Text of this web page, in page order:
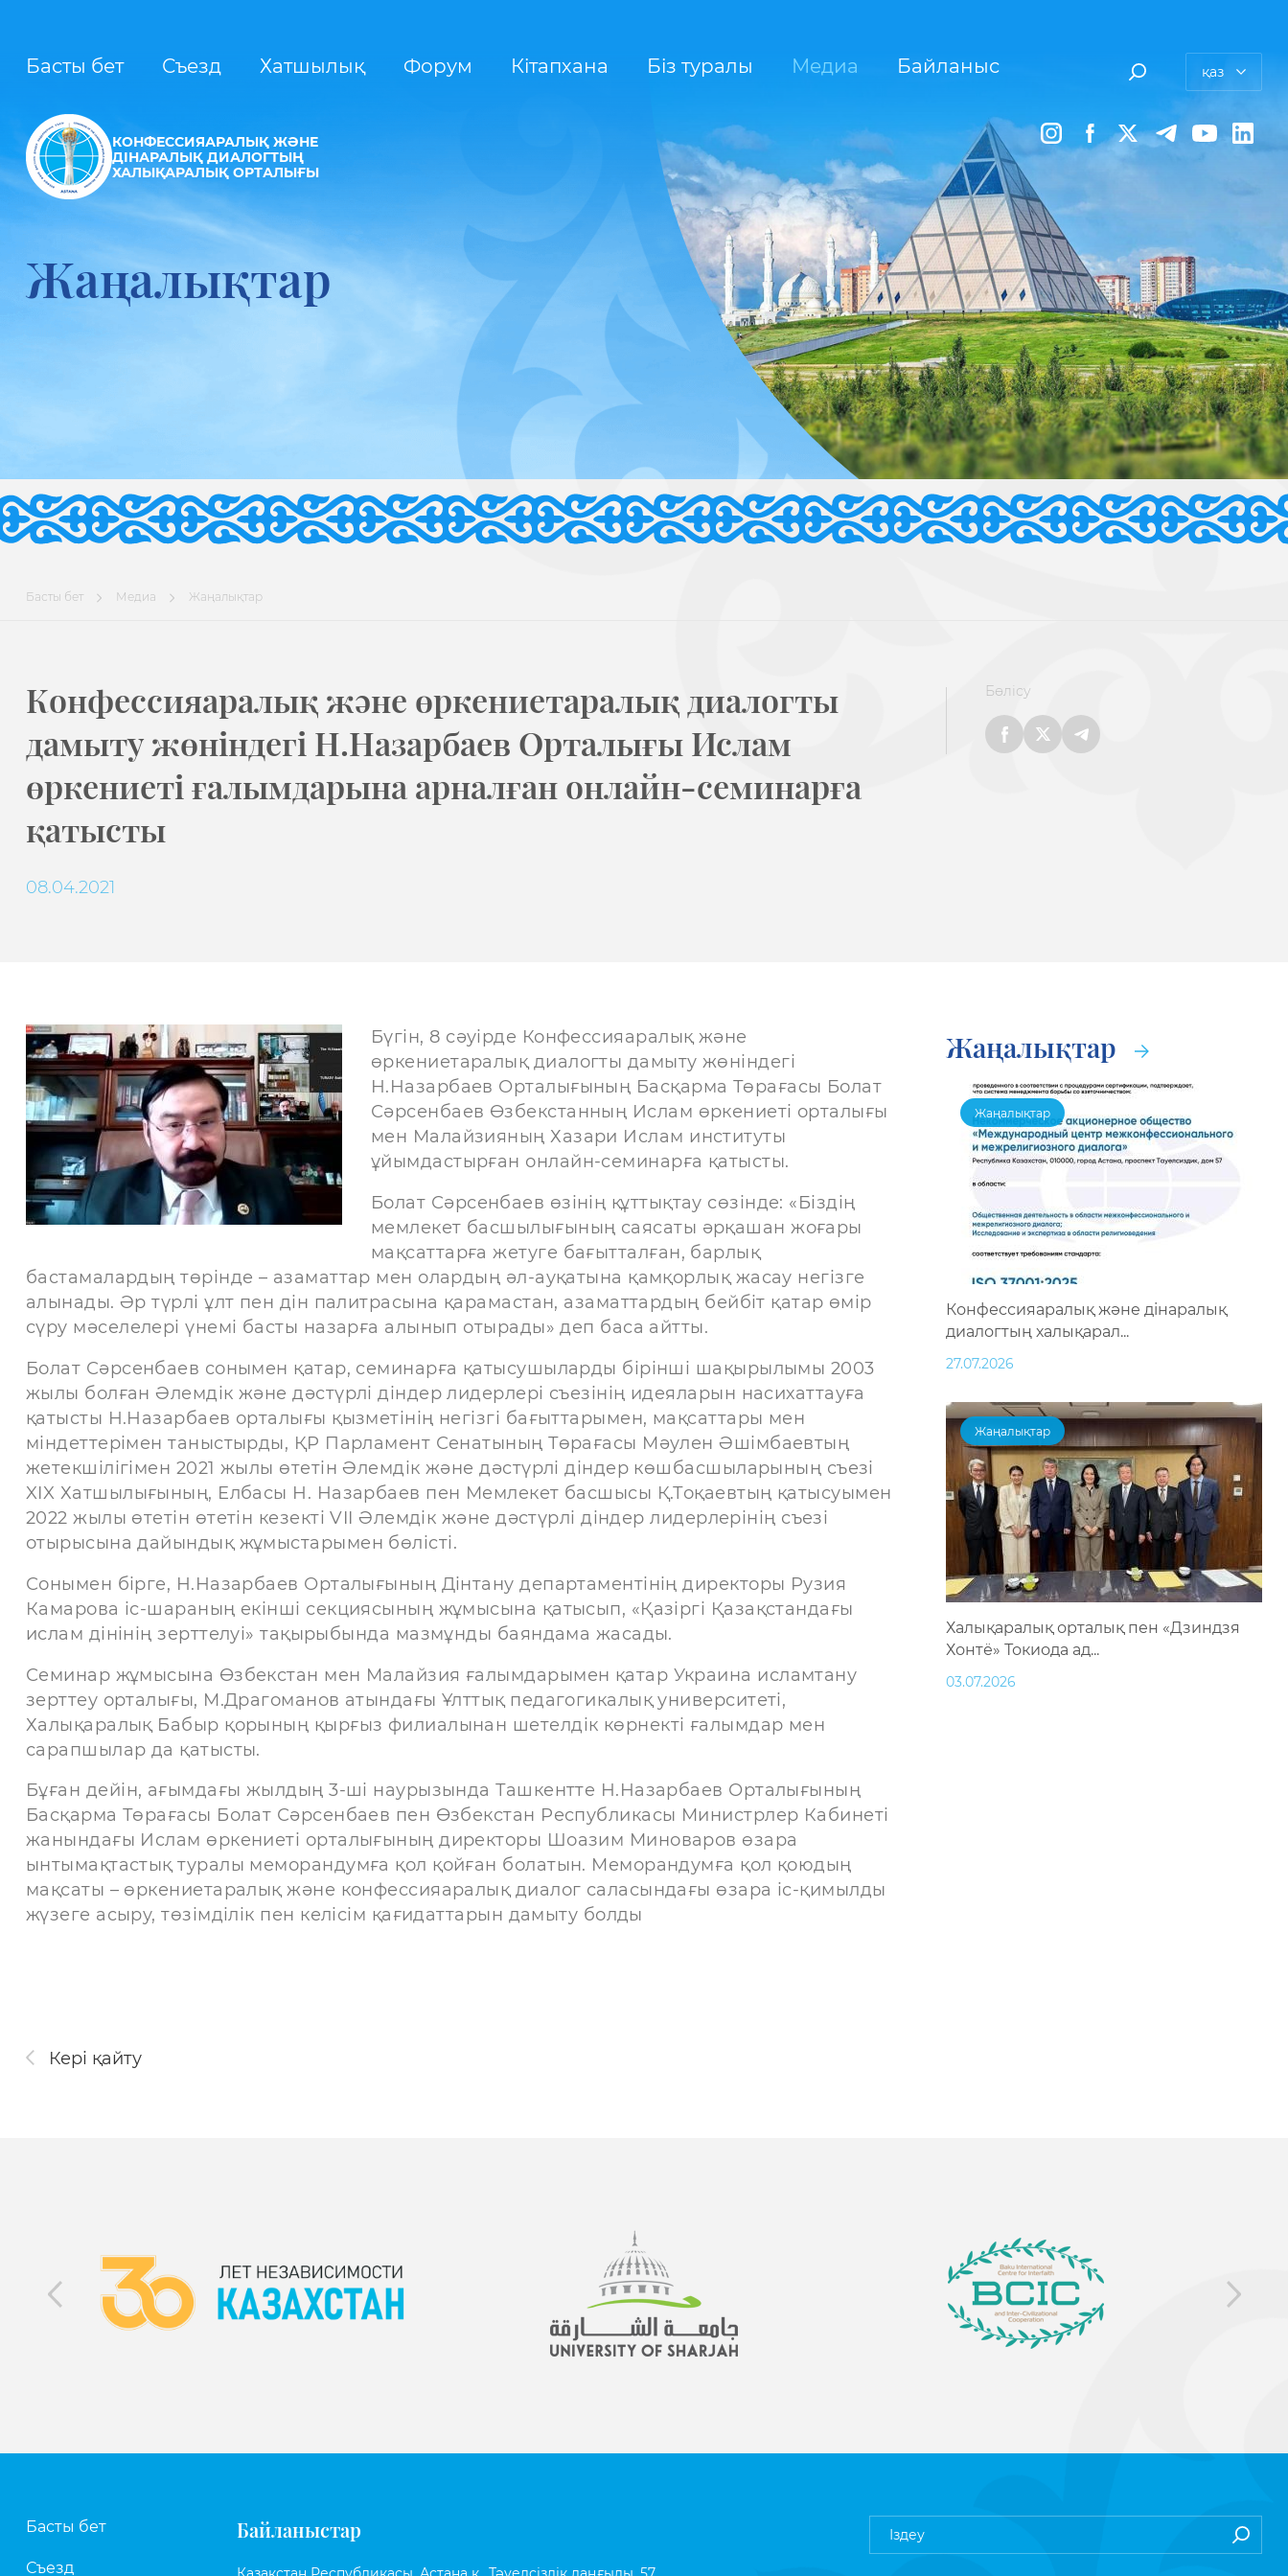
Басты бет Съезд Хатшылық Форум Кітапхана Біз туралы Медиа Байланыс қаз
КОНФЕССИЯАРАЛЫҚ ЖӘНЕ
ДІНАРАЛЫҚ ДИАЛОГТЫҢ
ХАЛЫҚАРАЛЫҚ ОРТАЛЫҒЫ
Жаңалықтар
Басты бет Медиа Жаңалықтар
Конфессияаралық және өркениетаралық диалогты
дамыту жөніндегі Н.Назарбаев Орталығы Ислам
өркениеті ғалымдарына арналған онлайн-семинарға
қатысты
08.04.2021
Бөлісу
Бүгін, 8 сәуірде Конфессияаралық және
өркениетаралық диалогты дамыту жөніндегі
Н.Назарбаев Орталығының Басқарма Төрағасы Болат
Сәрсенбаев Өзбекстанның Ислам өркениеті орталығы
мен Малайзияның Хазари Ислам институты
ұйымдастырған онлайн-семинарға қатысты.
Болат Сәрсенбаев өзінің құттықтау сөзінде: «Біздің
мемлекет басшылығының саясаты әрқашан жоғары
мақсаттарға жетуге бағытталған, барлық
бастамалардың төрінде – азаматтар мен олардың әл-ауқатына қамқорлық жасау негізге
алынады. Әр түрлі ұлт пен дін палитрасына қарамастан, азаматтардың бейбіт қатар өмір
сүру мәселелері үнемі басты назарға алынып отырады» деп баса айтты.
Болат Сәрсенбаев сонымен қатар, семинарға қатысушыларды бірінші шақырылымы 2003
жылы болған Әлемдік және дәстүрлі діндер лидерлері съезінің идеяларын насихаттауға
қатысты Н.Назарбаев орталығы қызметінің негізгі бағыттарымен, мақсаттары мен
міндеттерімен таныстырды, ҚР Парламент Сенатының Төрағасы Мәулен Әшімбаевтың
жетекшілігімен 2021 жылы өтетін Әлемдік және дәстүрлі діндер көшбасшыларының съезі
XIX Хатшылығының, Елбасы Н. Назарбаев пен Мемлекет басшысы Қ.Тоқаевтың қатысуымен
2022 жылы өтетін өтетін кезекті VII Әлемдік және дәстүрлі діндер лидерлерінің съезі
отырысына дайындық жұмыстарымен бөлісті.
Сонымен бірге, Н.Назарбаев Орталығының Дінтану департаментінің директоры Рузия
Камарова іс-шараның екінші секциясының жұмысына қатысып, «Қазіргі Қазақстандағы
ислам дінінің зерттелуі» тақырыбында мазмұнды баяндама жасады.
Семинар жұмысына Өзбекстан мен Малайзия ғалымдарымен қатар Украина исламтану
зерттеу орталығы, М.Драгоманов атындағы Ұлттық педагогикалық университеті,
Халықаралық Бабыр қорының қырғыз филиалынан шетелдік көрнекті ғалымдар мен
сарапшылар да қатысты.
Бұған дейін, ағымдағы жылдың 3-ші наурызында Ташкентте Н.Назарбаев Орталығының
Басқарма Төрағасы Болат Сәрсенбаев пен Өзбекстан Республикасы Министрлер Кабинеті
жанындағы Ислам өркениеті орталығының директоры Шоазим Миноваров өзара
ынтымақтастық туралы меморандумға қол қойған болатын. Меморандумға қол қоюдың
мақсаты – өркениетаралық және конфессияаралық диалог саласындағы өзара іс-қимылды
жүзеге асыру, төзімділік пен келісім қағидаттарын дамыту болды
Кері қайту
Жаңалықтар
Жаңалықтар
Конфессияаралық және дінаралық
диалогтың халықарал...
27.07.2026
Жаңалықтар
Халықаралық орталық пен «Дзиндзя
Хонтё» Токиода ад...
03.07.2026
Басты бет
Съезд
Байланыстар